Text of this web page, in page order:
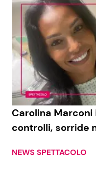
Carolina
controlli, sorride
NEWS SPETTACOLO